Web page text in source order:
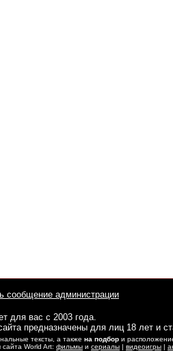
сообщение администрации
для вас с 2003 года.
предназначены для лиц 18 лет и
тексты, а также на подбор и
World Art: фильмы и сериалы | видеоигры |